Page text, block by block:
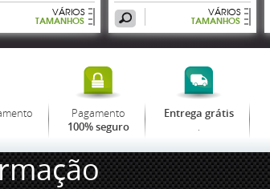
VÁRIOS
TAMANHOS
VÁRIOS
TAMANHOS
Pagamento
100% seguro
Entrega grátis
.